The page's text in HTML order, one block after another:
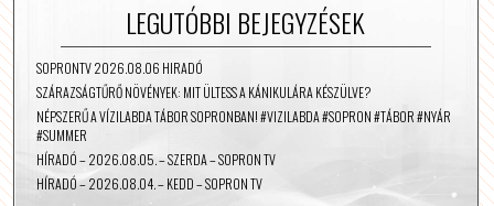
LEGUTÓBBI BEJEGYZÉSEK
SOPRONTV 2026.08.06 HIRADÓ
SZÁRAZSÁGTŰRŐ NÖVÉNYEK: MIT ÜLTESS A KÁNIKULÁRA KÉSZÜLVE?
NÉPSZERŰ A VÍZILABDA TÁBOR SOPRONBAN! #VIZILABDA #SOPRON #TÁBOR #NYÁR
#SUMMER
HÍRADÓ – 2026.08.05. – SZERDA – SOPRON TV
HÍRADÓ – 2026.08.04. – KEDD – SOPRON TV